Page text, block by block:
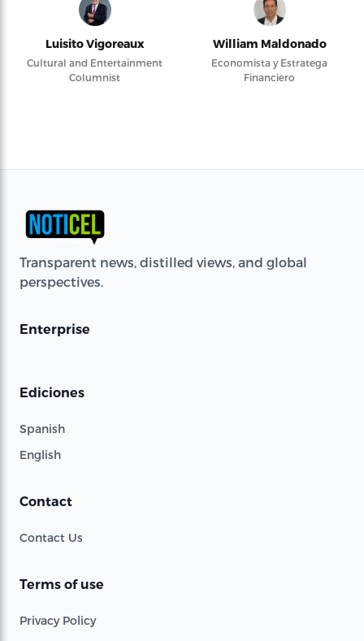
Luisito Vigoreaux
Cultural and Entertainment
Columnist
William Maldonado
Economista y Estratega
Financiero
Transparent news, distilled views, and global
perspectives.
Enterprise
Ediciones
Spanish
English
Contact
Contact Us
Terms of use
Privacy Policy